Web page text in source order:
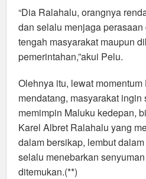
“Dia Ralahalu, orangnya
dan selalu menjaga
tengah masyarakat maupun
pemerintahan,”akui Pelu.
Olehnya itu, lewat
mendatang, masyarakat ingin
memimpin Maluku kedepan,
Karel Albret Ralahalu yang
dalam bersikap, lembut
selalu menebarkan
ditemukan.(**)